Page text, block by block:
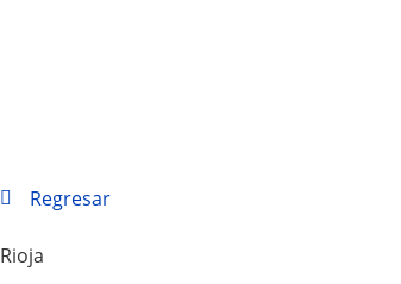
Regresar
Rioja